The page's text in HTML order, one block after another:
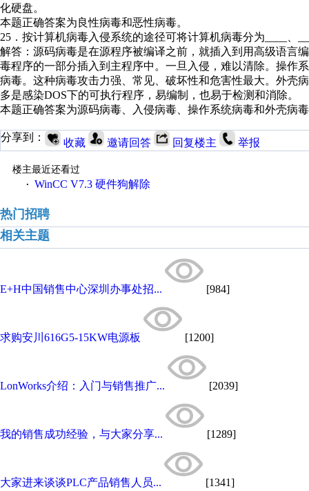
化硬盘。
本题正确答案为良性病毒和恶性病毒。
25．按计算机病毒入侵系统的途径可将计算机病毒分为____、
解答：源码病毒是在源程序被编译之前，就插入到用高级语言
毒程序的一部分插入到主程序中。一旦入侵，难以清除。操作
病毒。这种病毒攻击力强、常见、破坏性和危害性最大。外壳
多是感染DOS下的可执行程序，易编制，也易于检测和消除。
本题正确答案为源码病毒、入侵病毒、操作系统病毒和外壳病
分享到： 收藏 邀请回答 回复楼主 举报
楼主最近还看过
· WinCC V7.3 硬件狗解除
热门招聘
相关主题
E+H中国销售中心深圳办事处招... [984]
求购安川616G5-15KW电源板 [1200]
LonWorks介绍：入门与销售推广... [2039]
我的销售成功经验，与大家分享... [1289]
大家进来谈谈PLC产品销售人员... [1341]